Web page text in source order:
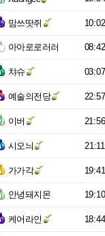
맘쓰땃쥐 10:02
아아로로러러 08:42
챠슈 03:07
예술의전당 22:57
이버 21:56
시오늬 21:11
가가각 19:41
안녕돼지몬 19:10
케어라인 18:44